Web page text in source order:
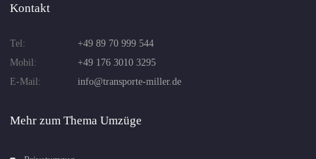
Kontakt
Tel:
+49 89 70 999 544
Mobil:
+49 176 3010 3295
E-Mail:
info@transporte-miller.de
Mehr zum Thema Umzüge